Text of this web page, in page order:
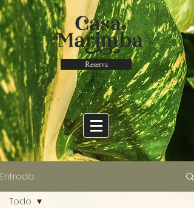
Reserva
Entrada
Todo